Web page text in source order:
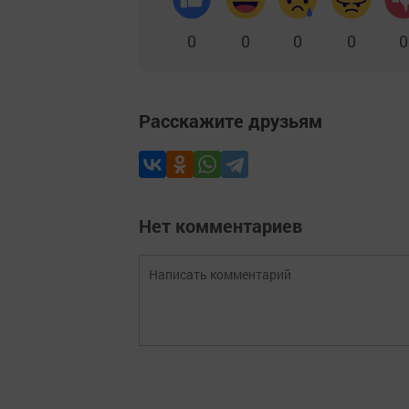
0 0 0 0 0
Расскажите друзьям
Нет комментариев